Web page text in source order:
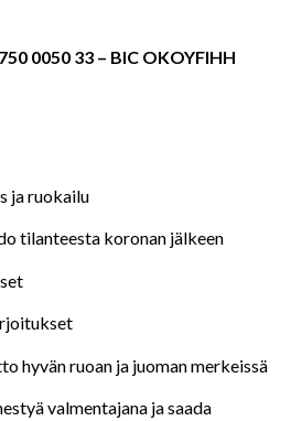
0050 33 – BIC OKOYFIHH
ja ruokailu
tilanteesta koronan jälkeen
hyvän ruoan ja juoman merkeissä
valmentajana ja saada